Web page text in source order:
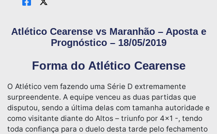
Atlético Cearense vs Maranhão – Aposta e
Prognóstico – 18/05/2019
Forma do Atlético Cearense
O Atlético vem fazendo uma Série D extremamente
surpreendente. A equipe venceu as duas partidas que
disputou, sendo a última delas com tamanha autoridade e
como visitante diante do Altos – triunfo por 4×1 -, tendo
toda confiança para o duelo desta tarde pelo fechamento